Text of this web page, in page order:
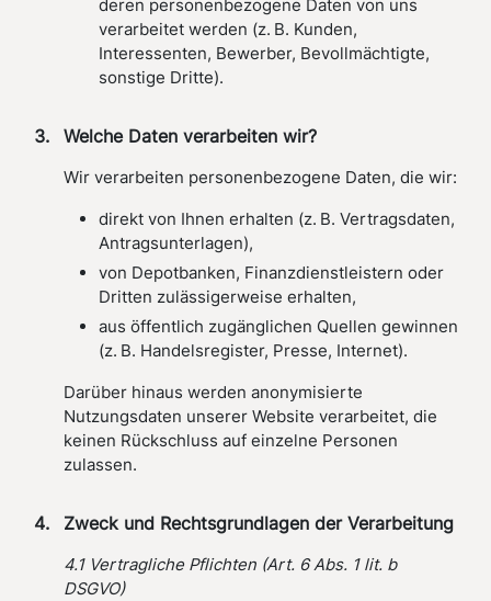
deren personenbezogene Daten von uns
verarbeitet werden (z. B. Kunden,
Interessenten, Bewerber, Bevollmächtigte,
sonstige Dritte).
Welche Daten verarbeiten wir?
Wir verarbeiten personenbezogene Daten, die wir:
direkt von Ihnen erhalten (z. B. Vertragsdaten,
Antragsunterlagen),
von Depotbanken, Finanzdienstleistern oder
Dritten zulässigerweise erhalten,
aus öffentlich zugänglichen Quellen gewinnen
(z. B. Handelsregister, Presse, Internet).
Darüber hinaus werden anonymisierte
Nutzungsdaten unserer Website verarbeitet, die
keinen Rückschluss auf einzelne Personen
zulassen.
Zweck und Rechtsgrundlagen der Verarbeitung
4.1 Vertragliche Pflichten (Art. 6 Abs. 1 lit. b
DSGVO)